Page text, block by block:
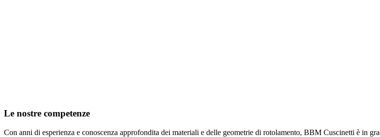
Le nostre competenze
Con anni di esperienza e conoscenza approfondita dei materiali e delle geometrie di rotolamento, BBM Cuscinetti è in